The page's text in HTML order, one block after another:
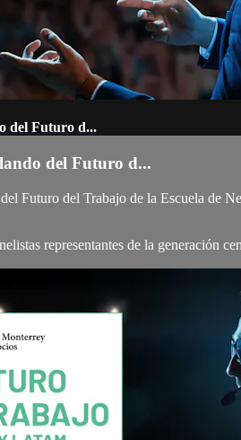
del Futuro d...
del Futuro d...
Futuro del Trabajo de la Escuela de
representantes de la generación